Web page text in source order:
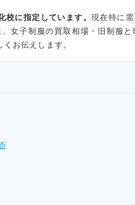
校に指定しています。現在特に
女子制服の買取相場・旧制服
お伝えします。